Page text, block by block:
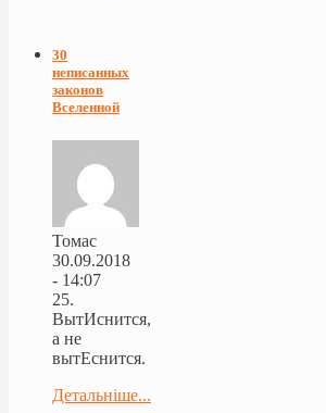
30
неписанных
законов
Вселенной
Томас
30.09.2018
- 14:07
25.
ВытИснится,
а не
вытЕснится.
Детальніше...